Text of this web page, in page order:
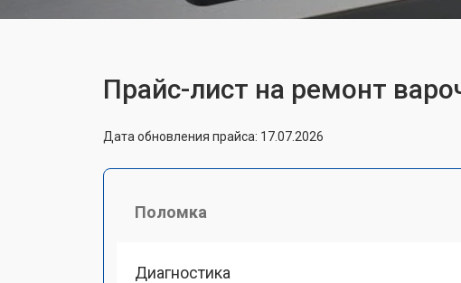
Прайс-лист на ремонт
Дата обновления прайса: 17.07.2026
Поломка
Диагностика